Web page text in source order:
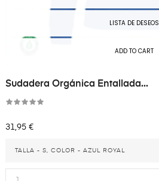
LISTA DE DESEOS
ADD TO CART
Sudadera Orgánica Entallada...
Precio
31,95 €
TALLA - S, COLOR - AZUL ROYAL